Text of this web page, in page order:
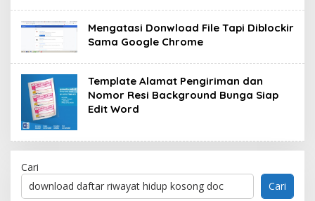
Mengatasi Donwload File Tapi Diblockir
Sama Google Chrome
Template Alamat Pengiriman dan
Nomor Resi Background Bunga Siap
Edit Word
Cari
Cari